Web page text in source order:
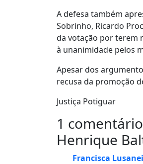
A defesa também
Sobrinho, Ricardo
da votação por terem
à unanimidade pelos
Apesar dos
recusa da promoção
Justiça Potiguar
1
Henrique
Francisca